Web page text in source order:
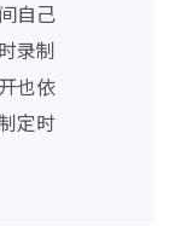
自己
录制
也依
定时